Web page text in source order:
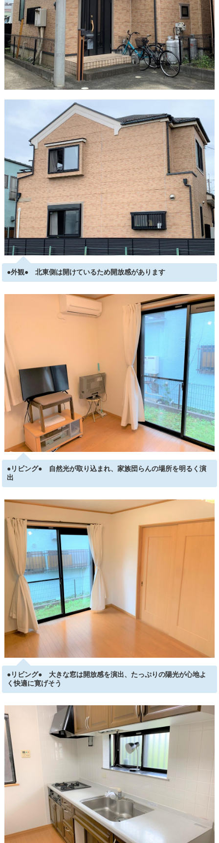
●外観● 北東側は開けているため開放感があります
●リビング● 自然光が取り込まれ、家族団らんの場所を明るく演
出
●リビング● 大きな窓は開放感を演出、たっぷりの陽光が心地よ
く快適に寛げそう